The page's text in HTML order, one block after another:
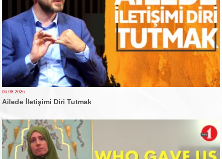
06.08.2026
Ailede İletişimi Diri Tutmak